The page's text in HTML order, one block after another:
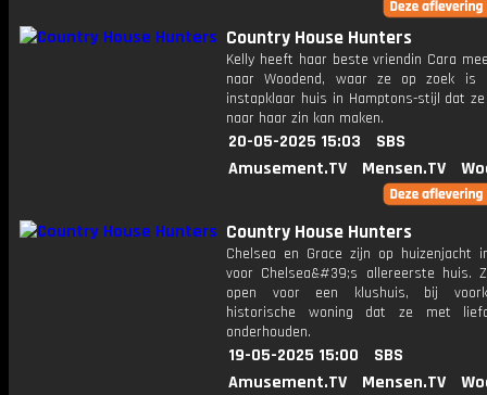
Country House Hunters
Kelly heeft haar beste vriendin Cara
naar Woodend, waar ze op zoek is
instapklaar huis in Hamptons-stijl dat
naar haar zin kan maken.
20-05-2025 15:03
SBS
Amusement.TV
Mensen.TV
Country House Hunters
Chelsea en Grace zijn op huizenjacht
voor Chelsea&#39;s allereerste huis.
open voor een klushuis, bij
historische woning dat ze met
onderhouden.
19-05-2025 15:00
SBS
Amusement.TV
Mensen.TV